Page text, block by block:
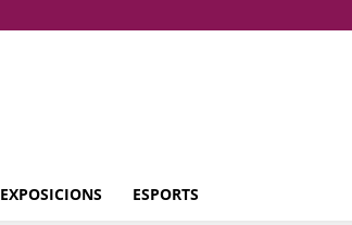
EXPOSICIONS ESPORTS